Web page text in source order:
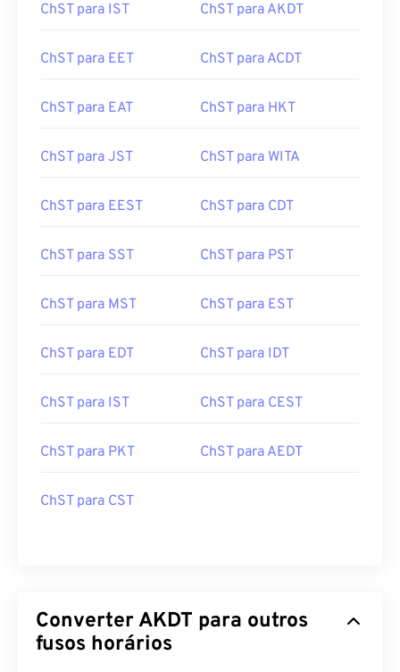
ChST para IST ChST para AKDT
ChST para EET ChST para ACDT
ChST para EAT ChST para HKT
ChST para JST ChST para WITA
ChST para EEST ChST para CDT
ChST para SST ChST para PST
ChST para MST ChST para EST
ChST para EDT ChST para IDT
ChST para IST ChST para CEST
ChST para PKT ChST para AEDT
ChST para CST
Converter AKDT para outros
fusos horários